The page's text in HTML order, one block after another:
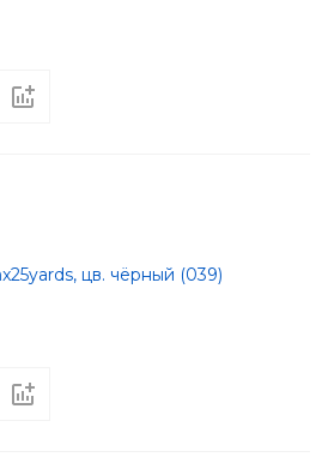
цв. чёрный (039)